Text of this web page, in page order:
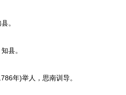
。
县。
年)举人，思南训导。